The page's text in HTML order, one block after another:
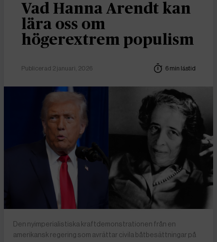
Vad Hanna Arendt kan
lära oss om
högerextrem populism
Publicerad 2 januari, 2026 6 min lästid
Den nyimperialistiska kraftdemonstrationen från en
amerikansk regering som avrättar civila båtbesättningar på